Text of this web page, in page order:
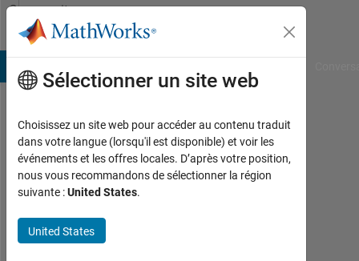
Passer au contenu
Community
Profile
Vincenzo
Giacalone
Last
plus
de 3
Sélectionner un site web
Choisissez un site web pour accéder au contenu traduit
dans votre langue (lorsqu'il est disponible) et voir les
événements et les offres locales. D’après votre position,
nous vous recommandons de sélectionner la région
suivante :United States.
United States